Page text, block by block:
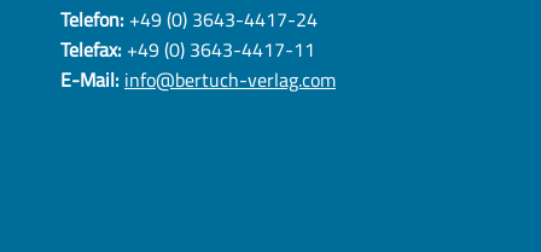
Telefon:+49 (0) 3643-4417-24
Telefax:+49 (0) 3643-4417-11
E-Mail:info@bertuch-verlag.com